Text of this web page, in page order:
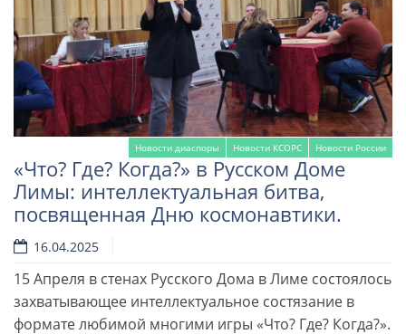
Новости диаспоры Новости КСОРС Новости России
Читать далее
«Что? Где? Когда?» в Русском Доме
Лимы: интеллектуальная битва,
посвященная Дню космонавтики.
16.04.2025
15 Апреля в стенах Русского Дома в Лиме состоялось
захватывающее интеллектуальное состязание в
формате любимой многими игры «Что? Где? Когда?».